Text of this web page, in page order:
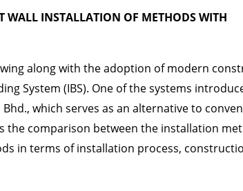
WALL INSTALLATION OF METHODS WITH
along with the adoption of modern
System (IBS). One of the systems
Bhd., which serves as an alternative to
comparison between the installation
in terms of installation process,